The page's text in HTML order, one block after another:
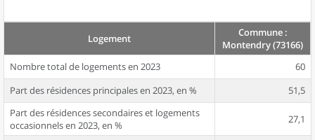
Logement
Commune :
Montendry (73166)
Nombre total de logements en 2023
60
Part des résidences principales en 2023, en %
51,5
Part des résidences secondaires et logements
occasionnels en 2023, en %
27,1